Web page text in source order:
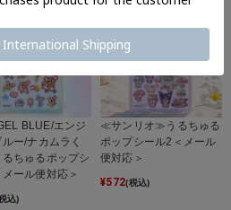
BLUE/エンジ
ルー/ナカムラく
ちゅるポップシ
ール便対応＞
込)
≪サンリオ≫うるちゅる
ポップシール2＜メール
便対応＞
¥572(税込)